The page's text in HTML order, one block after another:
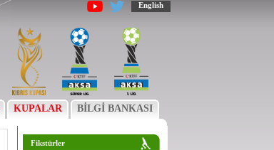
English
KUPALAR BİLGİ BANKASI
Fikstürler